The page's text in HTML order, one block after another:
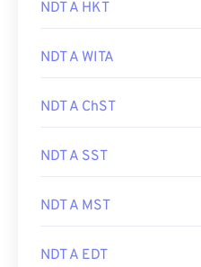
NDT A HKT
NDT A WITA
NDT A ChST
NDT A SST
NDT A MST
NDT A EDT